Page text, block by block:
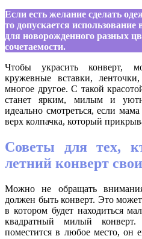
Если есть желание сделать
то допускается
для новорожденного разных
сочетаемости.
Чтобы украсить конверт,
кружевные вставки,
многое другое. С такой
станет ярким, милым и
идеально смотреться, если
верх колпачка, который
Советы для тех,
летний конверт
Можно не обращать
должен быть конверт. Это может
в котором будет находиться
квадратный милый
поместится в любое место, он